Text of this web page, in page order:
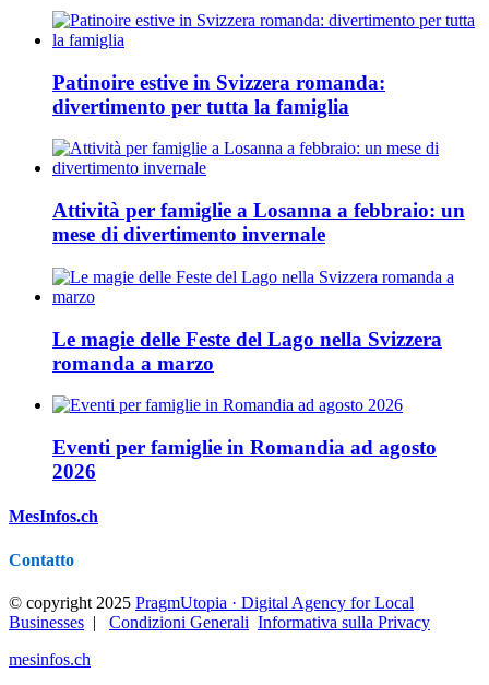
Patinoire estive in Svizzera romanda:
divertimento per tutta la famiglia
Attività per famiglie a Losanna a febbraio: un
mese di divertimento invernale
Le magie delle Feste del Lago nella Svizzera
romanda a marzo
Eventi per famiglie in Romandia ad agosto
2026
MesInfos.ch
Contatto
© copyright 2025 PragmUtopia · Digital Agency for Local
Businesses | Condizioni Generali Informativa sulla Privacy
mesinfos.ch